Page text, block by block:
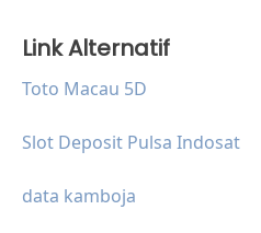
Link Alternatif
Toto Macau 5D
Slot Deposit Pulsa Indosat
data kamboja